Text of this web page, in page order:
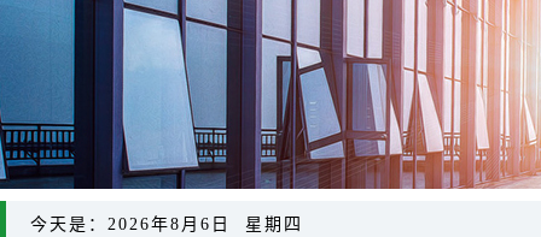
今天是：2026年8月6日 星期四